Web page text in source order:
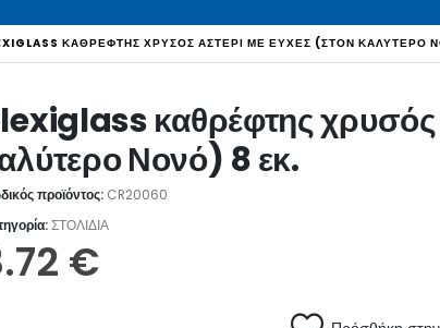
ΚΑΘΡΈΦΤΗΣ ΧΡΥΣΌΣ ΑΣΤΈΡΙ ΜΕ ΕΥΧΈΣ (ΣΤΟΝ ΚΑΛΎΤΕΡΟ
καθρέφτης χρυσός
Νονό) 8 εκ.
προϊόντος: CR20060
ΣΤΟΛΙΔΙΑ
€